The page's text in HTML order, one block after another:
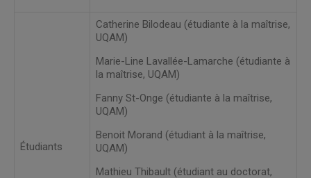
Étudiants
Catherine Bilodeau (étudiante à la maîtrise,
UQAM)
Marie-Line Lavallée-Lamarche (étudiante à
la maîtrise, UQAM)
Fanny St-Onge (étudiante à la maîtrise,
UQAM)
Benoit Morand (étudiant à la maîtrise,
UQAM)
Mathieu Thibault (étudiant au doctorat,